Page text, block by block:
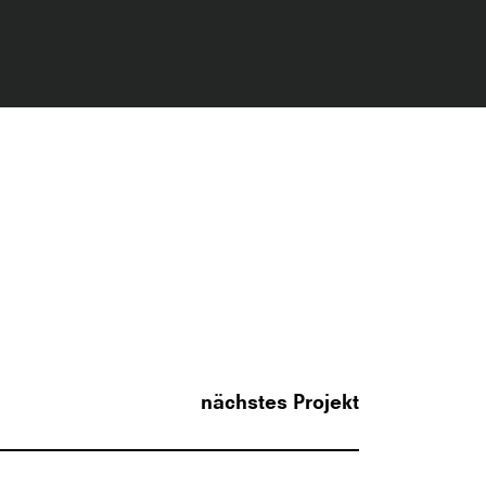
nächstes Projekt